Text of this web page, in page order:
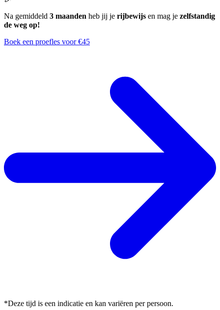
Na gemiddeld 3 maanden heb jij je rijbewijs en mag je zelfstandig
de weg op!
Boek een proefles voor €45
*Deze tijd is een indicatie en kan variëren per persoon.